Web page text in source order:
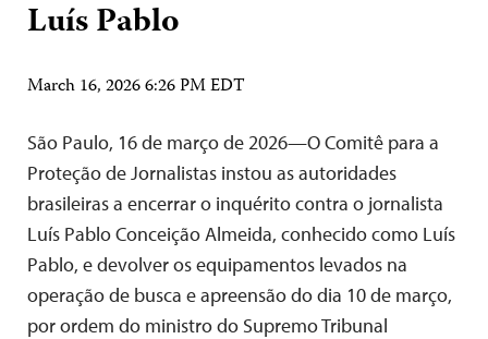
Luís Pablo
March 16, 2026 6:26 PM EDT
São Paulo, 16 de março de 2026—O Comitê para a
Proteção de Jornalistas instou as autoridades
brasileiras a encerrar o inquérito contra o jornalista
Luís Pablo Conceição Almeida, conhecido como Luís
Pablo, e devolver os equipamentos levados na
operação de busca e apreensão do dia 10 de março,
por ordem do ministro do Supremo Tribunal